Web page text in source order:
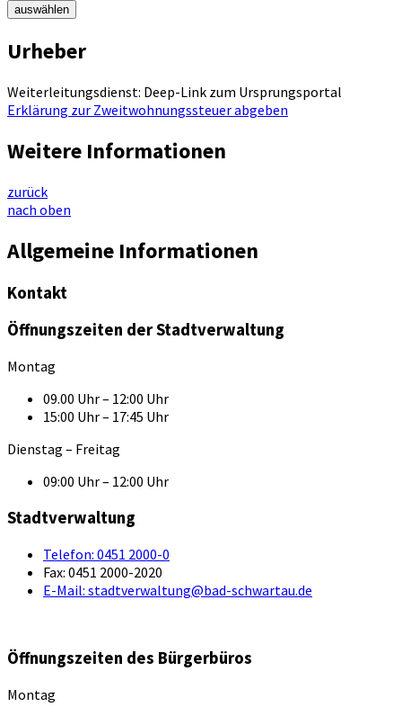
auswählen
Urheber
Weiterleitungsdienst: Deep-Link zum Ursprungsportal
Erklärung zur Zweitwohnungssteuer abgeben
Weitere Informationen
zurück
nach oben
Allgemeine Informationen
Kontakt
Öffnungszeiten der Stadtverwaltung
Montag
09.00 Uhr – 12:00 Uhr
15:00 Uhr – 17:45 Uhr
Dienstag – Freitag
09:00 Uhr – 12:00 Uhr
Stadtverwaltung
Telefon: 0451 2000-0
Fax: 0451 2000-2020
E-Mail: stadtverwaltung@bad-schwartau.de
Öffnungszeiten des Bürgerbüros
Montag